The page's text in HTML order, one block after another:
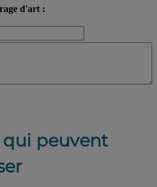
d'art :
peuvent